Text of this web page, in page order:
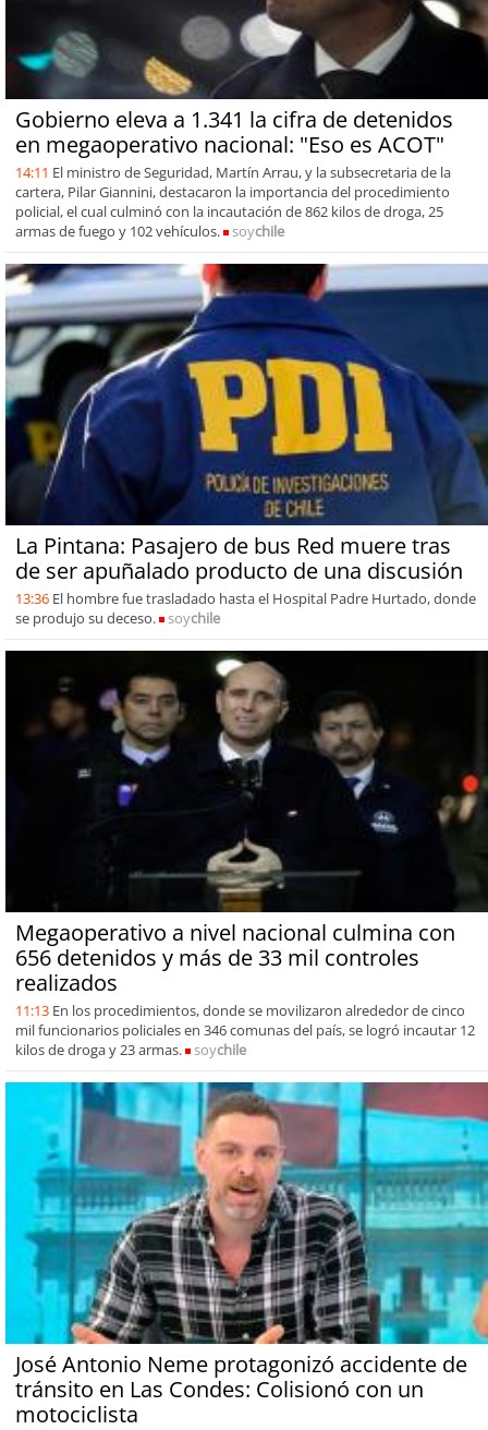
Gobierno eleva a 1.341 la cifra de detenidos
en megaoperativo nacional: "Eso es ACOT"
14:11 El ministro de Seguridad, Martín Arrau, y la subsecretaria de la
cartera, Pilar Giannini, destacaron la importancia del procedimiento
policial, el cual culminó con la incautación de 862 kilos de droga, 25
armas de fuego y 102 vehículos.
soychile
La Pintana: Pasajero de bus Red muere tras
de ser apuñalado producto de una discusión
13:36 El hombre fue trasladado hasta el Hospital Padre Hurtado, donde
se produjo su deceso.
soychile
Megaoperativo a nivel nacional culmina con
656 detenidos y más de 33 mil controles
realizados
11:13 En los procedimientos, donde se movilizaron alrededor de cinco
mil funcionarios policiales en 346 comunas del país, se logró incautar 12
kilos de droga y 23 armas.
soychile
José Antonio Neme protagonizó accidente de
tránsito en Las Condes: Colisionó con un
motociclista